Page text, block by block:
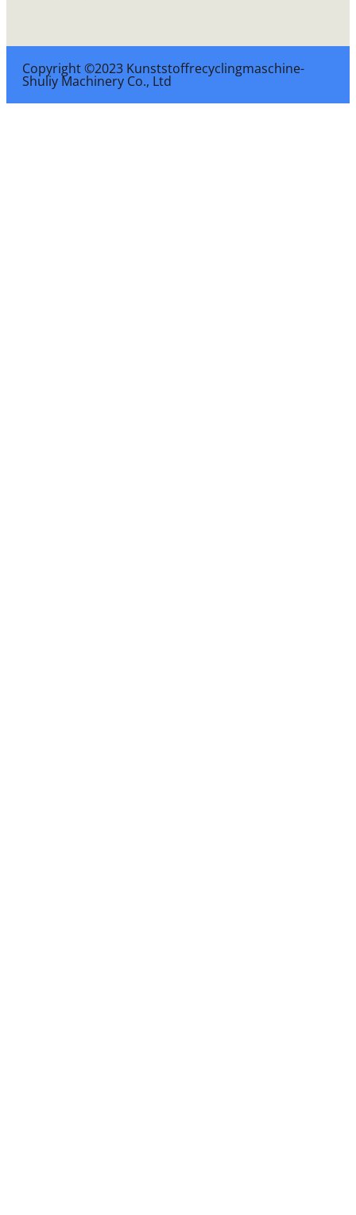
Copyright ©2023 Kunststoffrecyclingmaschine-
Shuliy Machinery Co., Ltd